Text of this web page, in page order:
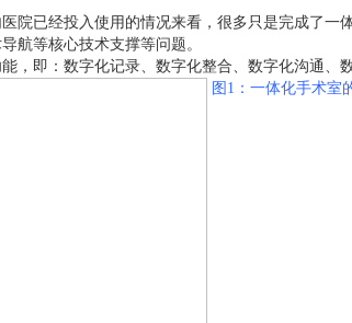
院已经投入使用的情况来看，很多只是完成了
航等核心技术支撑等问题。
，即：数字化记录、数字化整合、数字化沟通、
图1：一体化手术室